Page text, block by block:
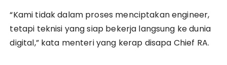
“Kami tidak dalam proses menciptakan engineer,
tetapi teknisi yang siap bekerja langsung ke dunia
digital,” kata menteri yang kerap disapa Chief RA.